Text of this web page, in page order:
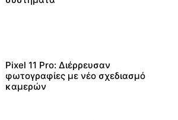
Pixel 11 Pro: Διέρρευσαν
φωτογραφίες με νέο σχεδιασμό
καμερών